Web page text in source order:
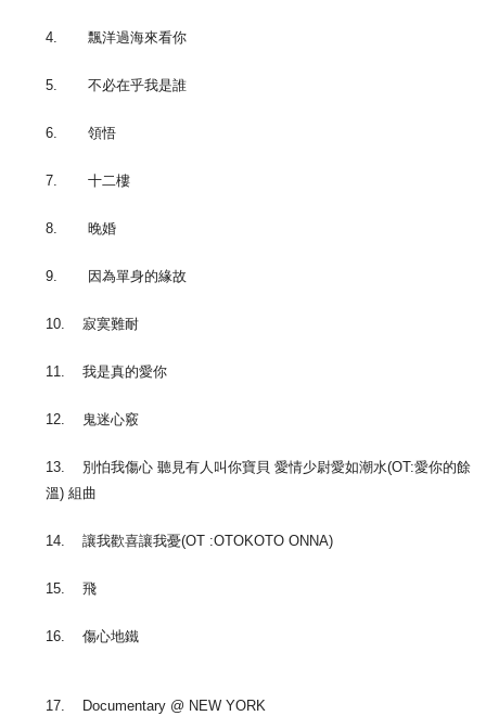
4. 飄洋過海來看你
5. 不必在乎我是誰
6. 領悟
7. 十二樓
8. 晚婚
9. 因為單身的緣故
10. 寂寞難耐
11. 我是真的愛你
12. 鬼迷心竅
13. 別怕我傷心 聽見有人叫你寶貝 愛情少尉愛如潮水(OT:愛你的餘
溫) 組曲
14. 讓我歡喜讓我憂(OT :OTOKOTO ONNA)
15. 飛
16. 傷心地鐵
17. Documentary @ NEW YORK